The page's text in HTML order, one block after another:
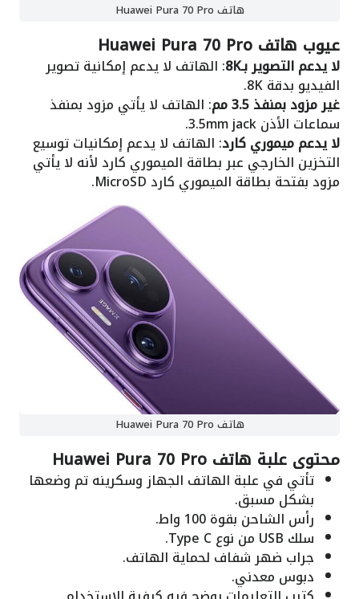
هاتف Huawei Pura 70 Pro
عيوب هاتف Huawei Pura 70 Pro
لا يدعم التصوير بـ8K : الهاتف لا يدعم إمكانية تصوير
الفيديو بدقة 8K.
غير مزود بمنفذ 3.5 مم : الهاتف لا يأتي مزود بمنفذ
سماعات الأذن 3.5mm jack.
لا يدعم ميموري كارد: الهاتف لا يدعم إمكانيات توسيع
التخزين الخارجي عبر بطاقة الميموري كارد لأنه لا يأتي
مزود بفتحة بطاقة الميموري كارد MicroSD.
هاتف Huawei Pura 70 Pro
محتوى علبة هاتف Huawei Pura 70 Pro
تأتي في علبة الهاتف الجهاز وسكرينه تم وضعها
بشكل مسبق.
رأس الشاحن بقوة 100 واط.
سلك USB من نوع Type C.
جراب ضهر شفاف لحماية الهاتف.
دبوس معدني.